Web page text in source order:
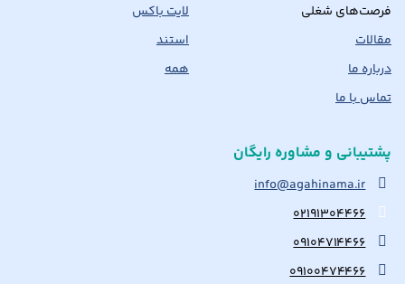
فرصت‌های شغلی
مقالات
درباره ما
تماس با ما
لایت باکس
استند
همه
پشتیبانی و مشاوره رایگان
info@agahinama.ir
۰۲۱۹۱۳۰۴۴۶۶
۰۹۱۰۴۷۱۴۴۶۶
۰۹۱۰۰۴۷۴۴۶۶